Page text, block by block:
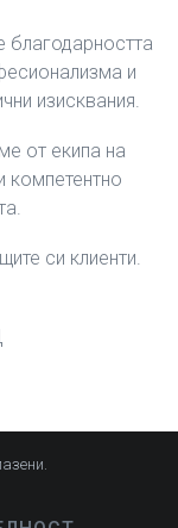
благодарността
и
изисквания.
от екипа на
компетентно
си клиенти.